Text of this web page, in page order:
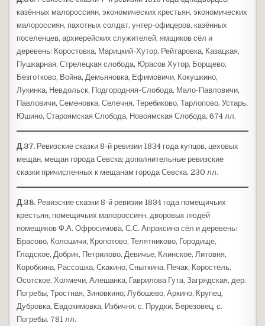
казённых малороссиян, экономических крестьян, экономических
малороссиян, пахотных солдат, унтер-офицеров, казённых
поселенцев, архиерейских служителей, ямщиков сёл и
деревень: Коростовка, Марицкий-Хутор, Рейтаровка, Казацкая,
Пушкарная, Стрелецкая слобода, Юрасов Хутор, Борщево,
Безготково, Война, Демьяновка, Ефимовичи, Кокушкино,
Лукинка, Невдольск, Подгородняя-Слобода, Мало-Павловичи,
Павловичи, Семеновка, Селечня, Теребиково, Тарлопово, Устарь,
Юшино, Староямская Слобода, Новоямская Слобода. 674 лл.
Д.37. Ревизские сказки 8-й ревизии 1834 года купцов, цеховых
мещан, мещан города Севска; дополнительные ревизские
сказки причисленных к мещанам города Севска. 230 лл.
Д.38. Ревизские сказки 8-й ревизии 1834 года помещичьих
крестьян, помещичьих малороссиян, дворовых людей
помещиков Ф.А. Офросимова, С.С. Апраксина сёл и деревень:
Брасово, Колошичи, Кропотово, Телятниково, Городище,
Гладское, Добрик, Петрилово, Девичье, Клинское, Литовня,
Коробкина, Рассошка, Скакино, Сныткина, Печак, Коростель,
Осотское, Холмечи, Алешанка, Гаврилова Гута, Загрядская, дер.
Погребы, Тростная, Зиновкино, Лубошево, Аркино, Крупец,
Дубровка, Евдокимовка, Избичня, с. Прудки, Березовец, с.
Погребы. 781 лл.